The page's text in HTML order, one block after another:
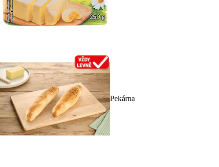
Pekárna